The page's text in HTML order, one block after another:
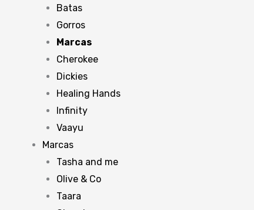
Batas
Gorros
Marcas
Cherokee
Dickies
Healing Hands
Infinity
Vaayu
Marcas
Tasha and me
Olive & Co
Taara